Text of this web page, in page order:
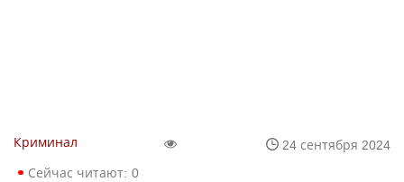
Криминал
24 сентября 2024
Сейчас читают: 0